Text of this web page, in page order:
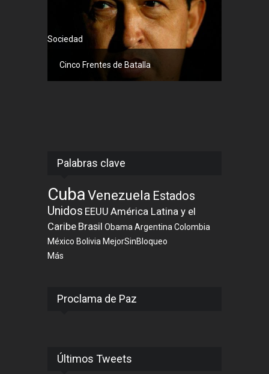
Sociedad
Cinco Frentes de Batalla
Palabras clave
CubaVenezuela Estados
Unidos EEUU América Latina y el
Caribe Brasil ObamaArgentinaColombia
México Bolivia MejorSinBloqueo
Más
Proclama de Paz
Últimos Tweets